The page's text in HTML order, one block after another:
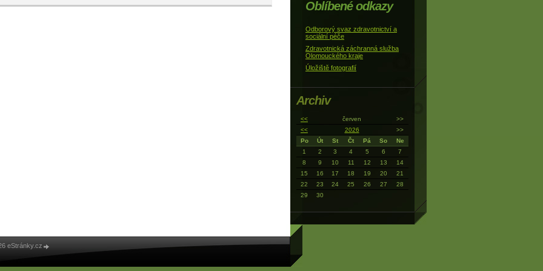
Oblíbené odkazy
Odborový svaz zdravotnictví a
sociální péče
Zdravotnická záchranná služba
Olomouckého kraje
Úložiště fotografií
Archiv
<< červen
>>
<<
2026
>>
Po
Út St Čt Pá So
Ne
1
2 3 4 5 6
7
8
9 10 11 12 13
14
15
16 17 18 19 20
21
22
23 24 25 26 27
28
29
30
eStránky.cz